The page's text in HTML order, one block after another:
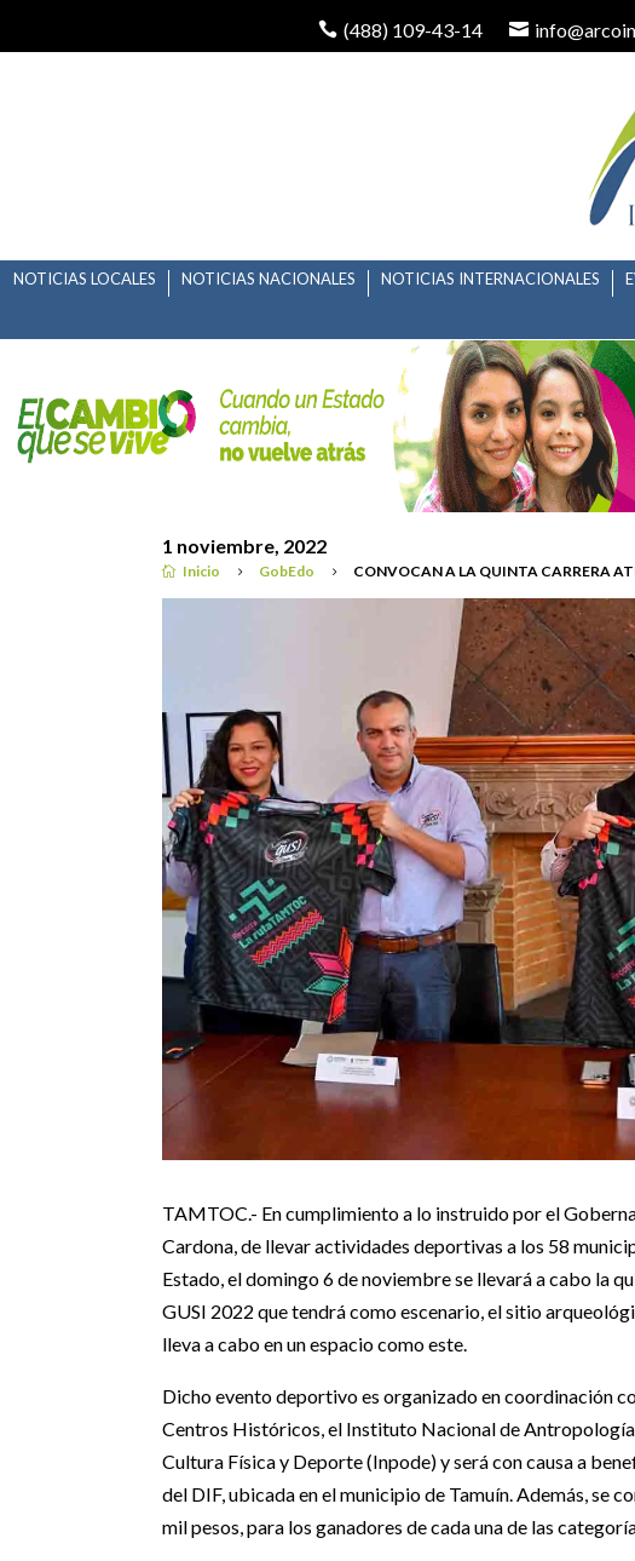
(488) 109-43-14
NOTICIAS LOCALES NOTICIAS NACIONALES NOTICIAS INTERNACIONALES
 Inicio 5 GobEdo 5 CONVOCAN A LA QUINTA CARRERA
CONVOCAN A LA QUINTA
1 noviembre, 2022
TAMTOC.- En cumplimiento a lo instruido por el
Cardona, de llevar actividades deportivas a los 58
Estado, el domingo 6 de noviembre se llevará a cabo la
GUSI 2022 que tendrá como escenario, el sitio
lleva a cabo en un espacio como este.
Dicho evento deportivo es organizado en coordinación
Centros Históricos, el Instituto Nacional de
Cultura Física y Deporte (Inpode) y será con causa a
del DIF, ubicada en el municipio de Tamuín. Además, se
mil pesos, para los ganadores de cada una de las